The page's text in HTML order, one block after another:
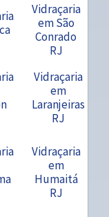
Vidraçaria
em São
Conrado
RJ
Vidraçaria
em
Laranjeiras
RJ
Vidraçaria
em
Humaitá
RJ